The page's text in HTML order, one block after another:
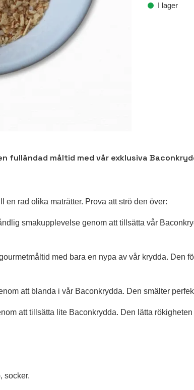
I lager
fulländad måltid med vår exklusiva
rad olika maträtter. Prova att strö den över:
smakupplevelse genom att tillsätta vår
med bara en nypa av vår krydda. Den
att blanda i vår Baconkrydda. Den smälter
att tillsätta lite Baconkrydda. Den lätta
socker.